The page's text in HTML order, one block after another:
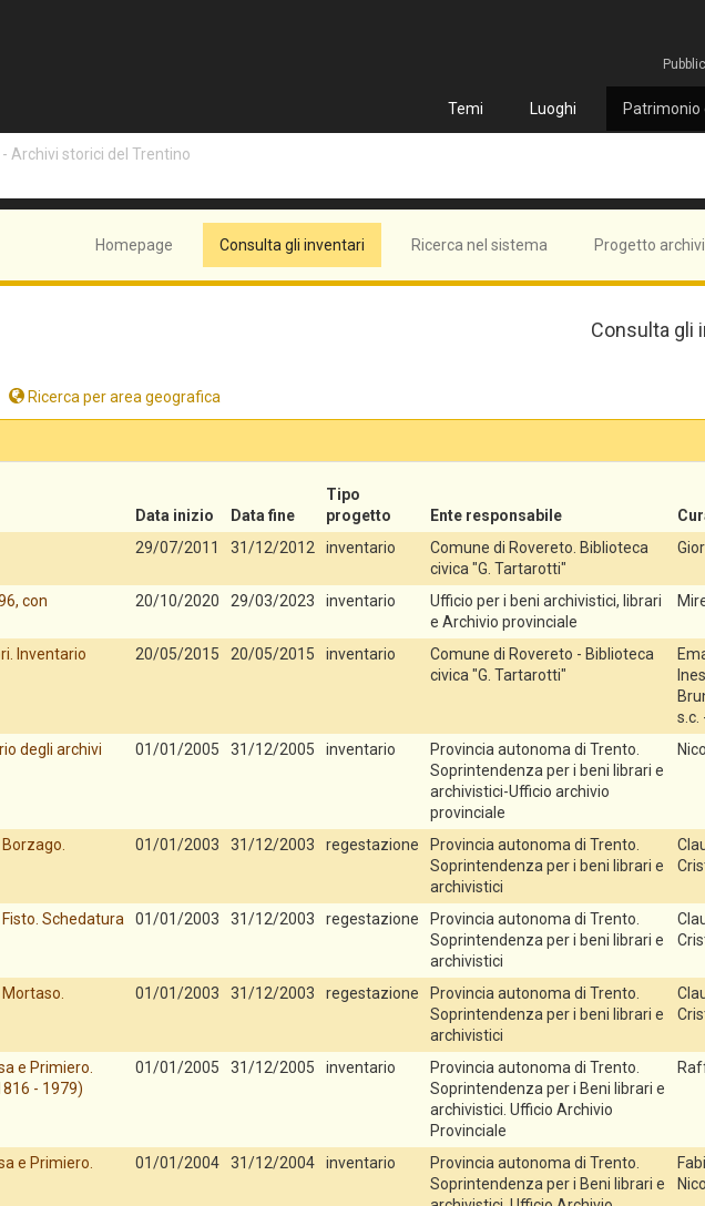
Temi Luoghi Patrimonio
- Archivi storici del Trentino
Homepage Consulta gli inventari Ricerca nel sistema Progetto
Consulta gli
Ricerca per area geografica
Data inizio Data fine
Tipo
progetto
Ente responsabile
29/07/2011 31/12/2012 inventario
Comune di Rovereto. Biblioteca
civica "G. Tartarotti"
con
20/10/2020 29/03/2023 inventario
Ufficio per i beni archivistici, librari
e Archivio provinciale
Inventario
20/05/2015 20/05/2015 inventario
Comune di Rovereto - Biblioteca
civica "G. Tartarotti"
s.c.
degli archivi
01/01/2005 31/12/2005 inventario
Provincia autonoma di Trento.
Soprintendenza per i beni librari e
archivistici-Ufficio archivio
provinciale
01/01/2003 31/12/2003 regestazione
Provincia autonoma di Trento.
Soprintendenza per i beni librari e
archivistici
Schedatura
01/01/2003 31/12/2003 regestazione
Provincia autonoma di Trento.
Soprintendenza per i beni librari e
archivistici
01/01/2003 31/12/2003 regestazione
Provincia autonoma di Trento.
Soprintendenza per i beni librari e
archivistici
e Primiero.
- 1979)
01/01/2005 31/12/2005 inventario
Provincia autonoma di Trento.
Soprintendenza per i Beni librari e
archivistici. Ufficio Archivio
Provinciale
e Primiero.
01/01/2004 31/12/2004 inventario
Provincia autonoma di Trento.
Soprintendenza per i Beni librari e